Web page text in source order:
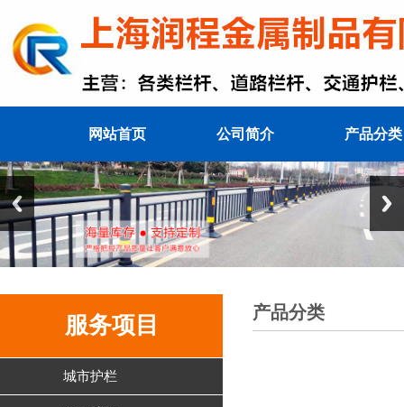
网站首页 公司简介 产品分类
服务项目
城市护栏
产品分类